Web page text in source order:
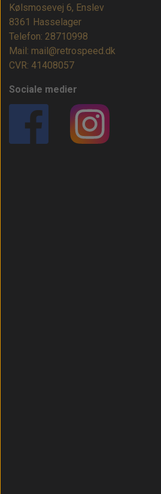
Kølsmosevej 6, Enslev
8361 Hasselager
Telefon: 28710998
Mail: mail@retrospeed.dk
CVR: 41408057
Sociale medier